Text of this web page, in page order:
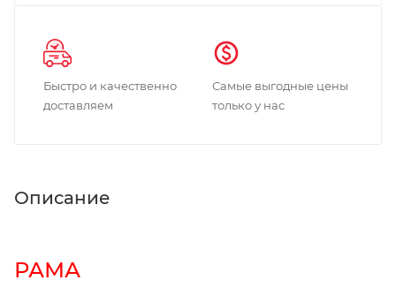
Быстро и качественно
доставляем
Самые выгодные цены
только у нас
Описание
РАМА